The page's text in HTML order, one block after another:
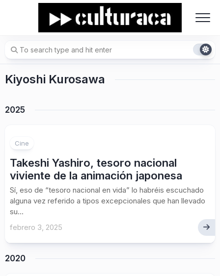
Kiyoshi Kurosawa
2025
Cine
Takeshi Yashiro, tesoro nacional
viviente de la animación japonesa
Sí, eso de “tesoro nacional en vida” lo habréis escuchado
alguna vez referido a tipos excepcionales que han llevado
su...
febrero 3, 2025
2020